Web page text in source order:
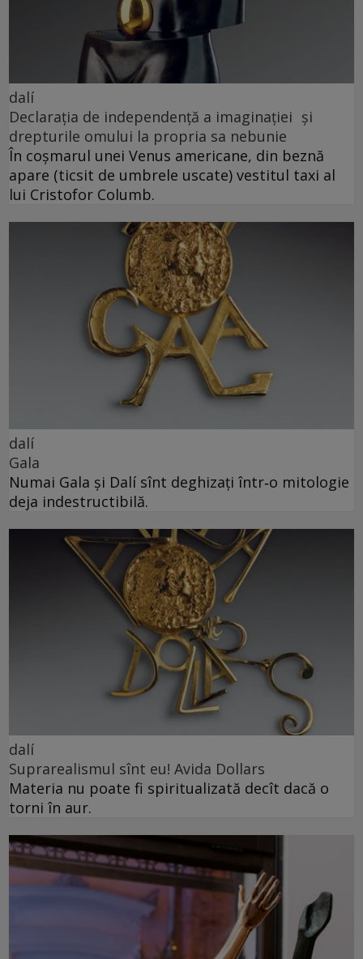
dalí
Declarația de independență a imaginației și
drepturile omului la propria sa nebunie
În coșmarul unei Venus americane, din beznă
apare (ticsit de umbrele uscate) vestitul taxi al
lui Cristofor Columb.
dalí
Gala
Numai Gala și Dalí sînt deghizați într‑o mitologie
deja indestructibilă.
dalí
Suprarealismul sînt eu! Avida Dollars
Materia nu poate fi spiritualizată decît dacă o
torni în aur.